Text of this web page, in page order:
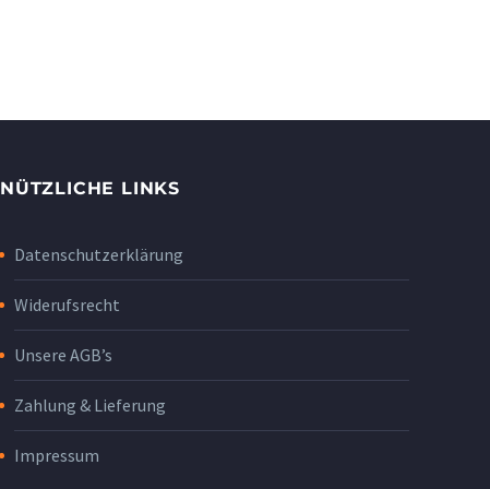
NÜTZLICHE LINKS
Datenschutzerklärung
Widerufsrecht
Unsere AGB’s
Zahlung & Lieferung
Impressum